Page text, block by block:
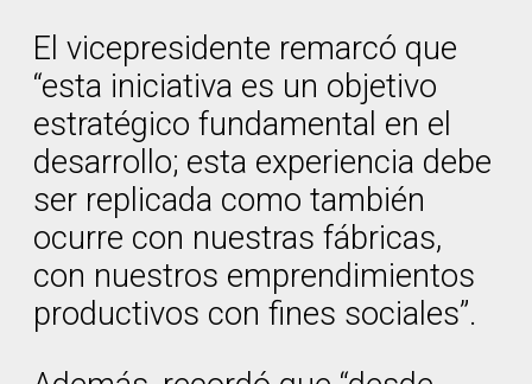
El vicepresidente remarcó que
“esta iniciativa es un objetivo
estratégico fundamental en el
desarrollo; esta experiencia debe
ser replicada como también
ocurre con nuestras fábricas,
con nuestros emprendimientos
productivos con fines sociales”.